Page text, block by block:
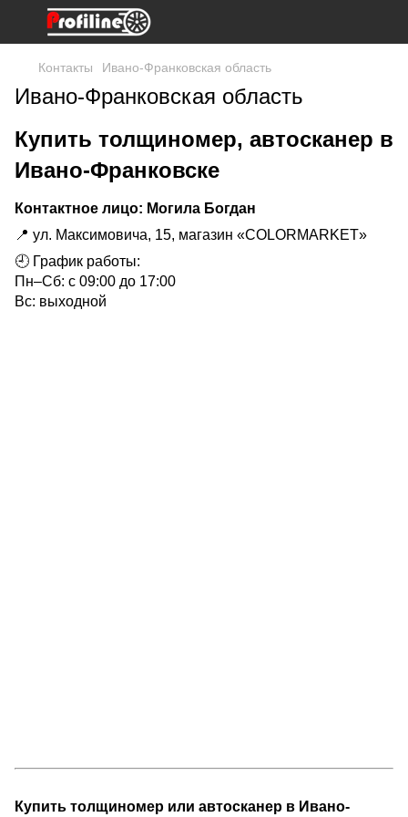
Контакты Ивано-Франковская область
Ивано-Франковская область
Купить толщиномер, автосканер в
Ивано-Франковске
Контактное лицо: Могила Богдан
📍 ул. Максимовича, 15, магазин «COLORMARKET»
🕘 График работы:
Пн–Сб: с 09:00 до 17:00
Вс: выходной
Купить толщиномер или автосканер в Ивано-